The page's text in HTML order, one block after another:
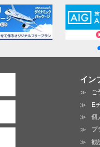
イン
E
個
プ
勧